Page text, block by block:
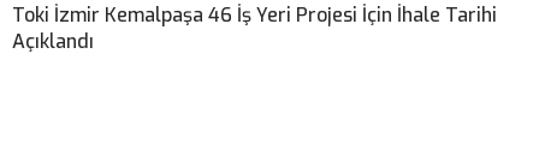
Toki İzmir Kemalpaşa 46 İş Yeri Projesi İçin İhale Tarihi
Açıklandı